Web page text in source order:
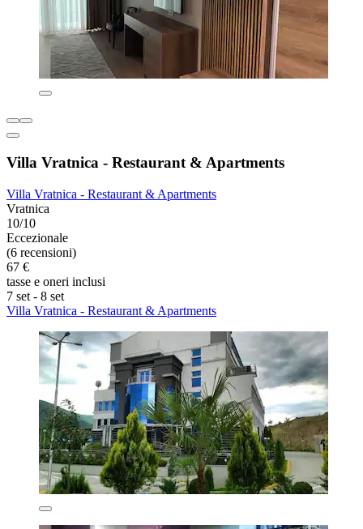
Villa Vratnica - Restaurant & Apartments
Villa Vratnica - Restaurant & Apartments
Vratnica
10/10
Eccezionale
(6 recensioni)
67 €
tasse e oneri inclusi
7 set - 8 set
Villa Vratnica - Restaurant & Apartments